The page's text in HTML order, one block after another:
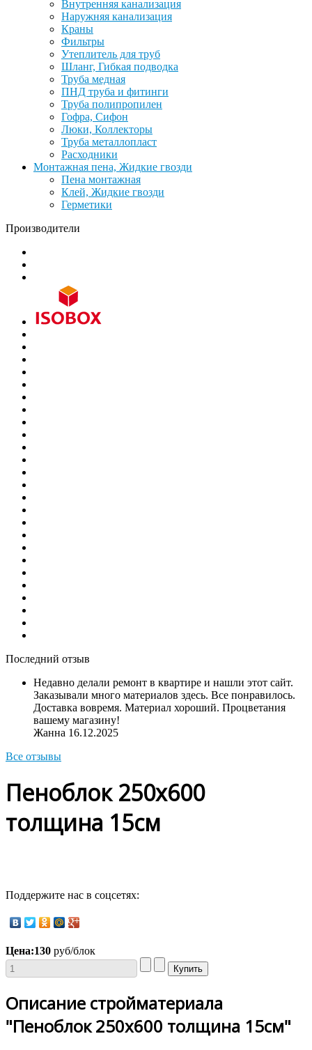
Внутренняя канализация
Наружняя канализация
Краны
Фильтры
Утеплитель для труб
Шланг, Гибкая подводка
Труба медная
ПНД труба и фитинги
Труба полипропилен
Гофра, Сифон
Люки, Коллекторы
Труба металлопласт
Расходники
Монтажная пена, Жидкие гвозди
Пена монтажная
Клей, Жидкие гвозди
Герметики
Производители
Последний отзыв
Недавно делали ремонт в квартире и нашли этот сайт.
Заказывали много материалов здесь. Все понравилось.
Доставка вовремя. Материал хороший. Процветания
вашему магазину!
Жанна 16.12.2025
Все отзывы
Пеноблок 250х600
толщина 15см
Поддержите нас в соцсетях:
Цена:130 руб/блок
Описание стройматериала
"Пеноблок 250х600 толщина 15см"